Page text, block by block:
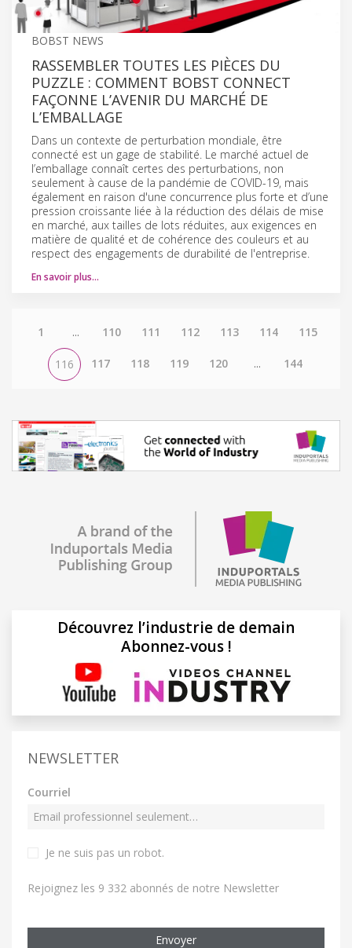
BOBST NEWS
RASSEMBLER TOUTES LES PIÈCES DU
PUZZLE : COMMENT BOBST CONNECT
FAÇONNE L’AVENIR DU MARCHÉ DE
L’EMBALLAGE
Dans un contexte de perturbation mondiale, être
connecté est un gage de stabilité. Le marché actuel de
l’emballage connaît certes des perturbations, non
seulement à cause de la pandémie de COVID-19, mais
également en raison d'une concurrence plus forte et d’une
pression croissante liée à la réduction des délais de mise
en marché, aux tailles de lots réduites, aux exigences en
matière de qualité et de cohérence des couleurs et au
respect des engagements de durabilité de l'entreprise.
En savoir plus…
1 ... 110 111 112 113 114 115
116 117 118 119 120 ... 144
Découvrez l’industrie de demain
Abonnez-vous !
NEWSLETTER
Courriel
Je ne suis pas un robot.
Rejoignez les 9 332 abonnés de notre Newsletter
Envoyer